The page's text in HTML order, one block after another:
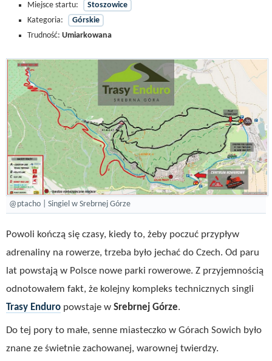
Miejsce startu:
Stoszowice
Kategoria:
Górskie
Trudność: Umiarkowana
@ptacho | Singiel w Srebrnej Górze
Powoli kończą się czasy, kiedy to, żeby poczuć przypływ
adrenaliny na rowerze, trzeba było jechać do Czech. Od paru
lat powstają w Polsce nowe parki rowerowe. Z przyjemnością
odnotowałem fakt, że kolejny kompleks technicznych singli
Trasy Enduro powstaje w Srebrnej Górze.
Do tej pory to małe, senne miasteczko w Górach Sowich było
znane ze świetnie zachowanej, warownej twierdzy.